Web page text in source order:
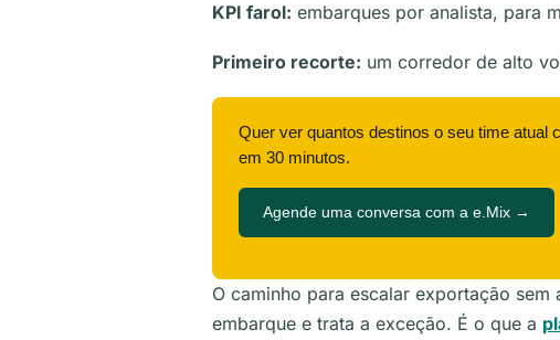
KPI farol: embarques por analista, para
Primeiro recorte: um corredor de alto
Quer ver quantos destinos o seu time atual
em 30 minutos.
Agende uma conversa com a e.Mix →
O caminho para escalar exportação
embarque e trata a exceção. É o que a